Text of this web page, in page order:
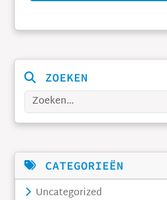
ZOEKEN
Zoeken
CATEGORIEËN
Uncategorized